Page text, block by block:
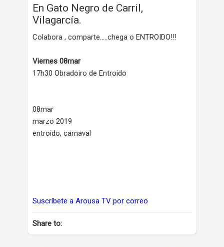
En Gato Negro de Carril,
Vilagarcía.
Colabora , comparte.....chega o ENTROIDO!!!
Viernes 08mar
17h30 Obradoiro de Entroido
08mar
marzo 2019
entroido, carnaval
Suscríbete a Arousa TV por correo
Share to: